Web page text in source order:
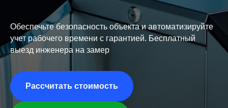
Обеспечьте безопасность объекта и автоматизируйте
учет рабочего времени с гарантией. Бесплатный
выезд инженера на замер
Рассчитать стоимость